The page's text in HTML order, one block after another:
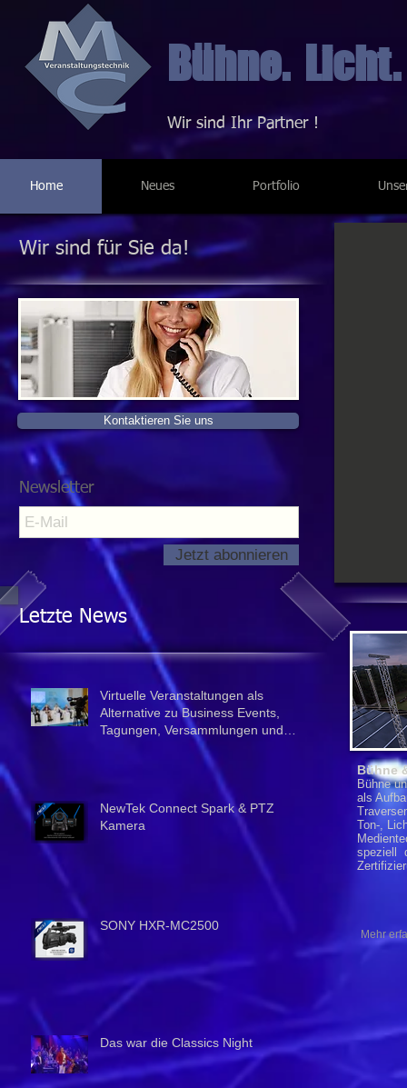
Home Neues Portfolio
Bühne.
Wir sind Ihr Partner !
Wir sind für Sie da!
Kontaktieren Sie uns
Newsletter
Jetzt abonnieren
Letzte News
Virtuelle Veranstaltungen als
Alternative zu Business Events,
Tagungen, Versammlungen und
NewTek Connect Spark & PTZ
Kamera
SONY HXR-MC2500
Das war die Classics Night
Bühne
Bühne
als
Ton-,
speziell
Mehr